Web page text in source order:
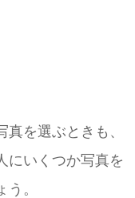
真を選ぶときも、
にいくつか写真を
。